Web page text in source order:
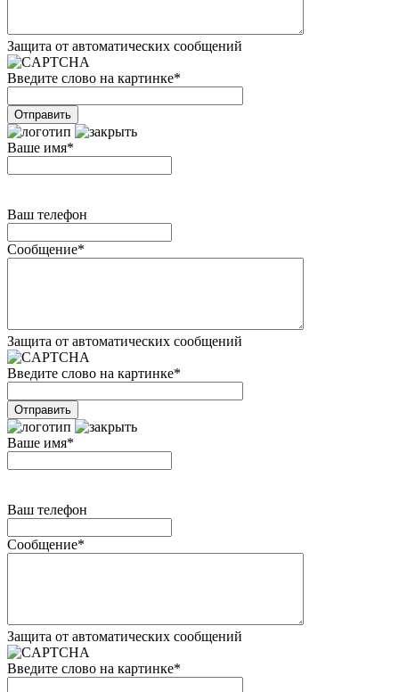
Защита от автоматических сообщений
Введите слово на картинке*
Ваше имя*
Ваш телефон
Сообщение*
Защита от автоматических сообщений
Введите слово на картинке*
Ваше имя*
Ваш телефон
Сообщение*
Защита от автоматических сообщений
Введите слово на картинке*